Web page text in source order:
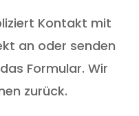
Kontakt mit
an oder senden
Formular. Wir
zurück.